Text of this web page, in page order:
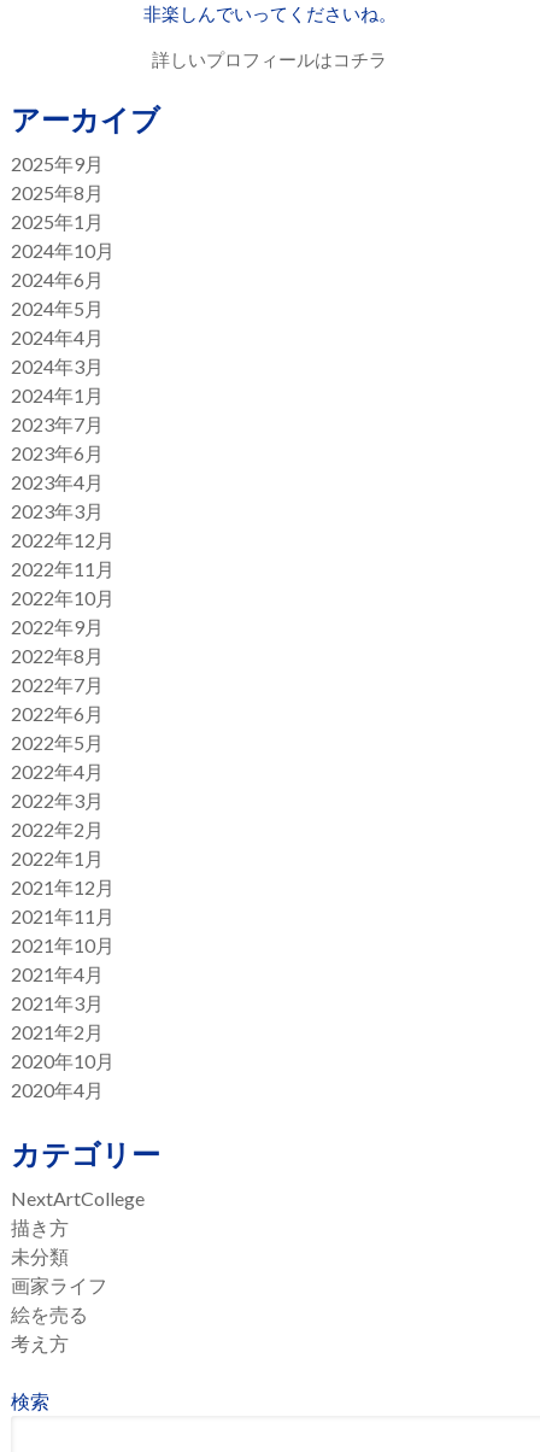
非楽しんでいってくださいね。
詳しいプロフィールはコチラ
アーカイブ
2025年9月
2025年8月
2025年1月
2024年10月
2024年6月
2024年5月
2024年4月
2024年3月
2024年1月
2023年7月
2023年6月
2023年4月
2023年3月
2022年12月
2022年11月
2022年10月
2022年9月
2022年8月
2022年7月
2022年6月
2022年5月
2022年4月
2022年3月
2022年2月
2022年1月
2021年12月
2021年11月
2021年10月
2021年4月
2021年3月
2021年2月
2020年10月
2020年4月
カテゴリー
NextArtCollege
描き方
未分類
画家ライフ
絵を売る
考え方
検索